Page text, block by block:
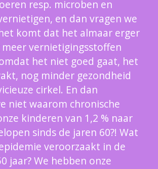
resp. microben en
en dan vragen we
komt dat het almaar erger
vernietigingsstoffen
het niet goed gaat, het
nog minder gezondheid
cirkel. En dan
niet waarom chronische
kinderen van 1,2 % naar
sinds de jaren 60?! Wat
veroorzaakt in de
jaar? We hebben onze